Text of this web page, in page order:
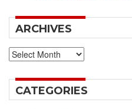
ARCHIVES
Archives
CATEGORIES